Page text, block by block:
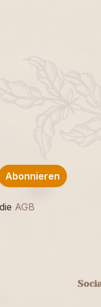
Abonnieren
AGB